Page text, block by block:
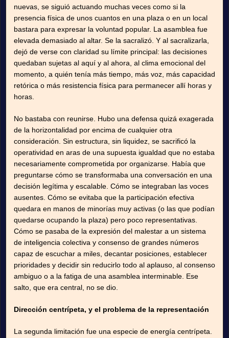
nuevas, se siguió actuando muchas veces como si la
presencia física de unos cuantos en una plaza o en un local
bastara para expresar la voluntad popular. La asamblea fue
elevada demasiado al altar. Se la sacralizó. Y al sacralizarla,
dejó de verse con claridad su límite principal: las decisiones
quedaban sujetas al aquí y al ahora, al clima emocional del
momento, a quién tenía más tiempo, más voz, más capacidad
retórica o más resistencia física para permanecer allí horas y
horas.
No bastaba con reunirse. Hubo una defensa quizá exagerada
de la horizontalidad por encima de cualquier otra
consideración. Sin estructura, sin liquidez, se sacrificó la
operatividad en aras de una supuesta igualdad que no estaba
necesariamente comprometida por organizarse. Había que
preguntarse cómo se transformaba una conversación en una
decisión legítima y escalable. Cómo se integraban las voces
ausentes. Cómo se evitaba que la participación efectiva
quedara en manos de minorías muy activas (o las que podían
quedarse ocupando la plaza) pero poco representativas.
Cómo se pasaba de la expresión del malestar a un sistema
de inteligencia colectiva y consenso de grandes números
capaz de escuchar a miles, decantar posiciones, establecer
prioridades y decidir sin reducirlo todo al aplauso, al consenso
ambiguo o a la fatiga de una asamblea interminable. Ese
salto, que era central, no se dio.
Dirección centrípeta, y el problema de la representación
La segunda limitación fue una especie de energía centrípeta.